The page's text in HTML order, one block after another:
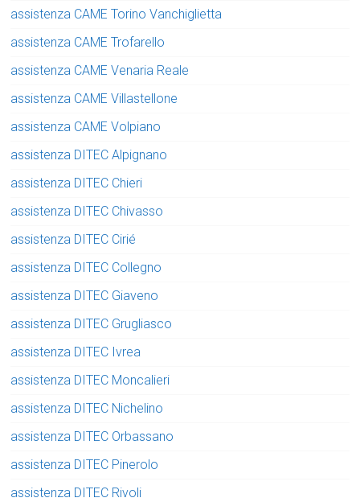
assistenza CAME Torino Vanchiglietta
assistenza CAME Trofarello
assistenza CAME Venaria Reale
assistenza CAME Villastellone
assistenza CAME Volpiano
assistenza DITEC Alpignano
assistenza DITEC Chieri
assistenza DITEC Chivasso
assistenza DITEC Cirié
assistenza DITEC Collegno
assistenza DITEC Giaveno
assistenza DITEC Grugliasco
assistenza DITEC Ivrea
assistenza DITEC Moncalieri
assistenza DITEC Nichelino
assistenza DITEC Orbassano
assistenza DITEC Pinerolo
assistenza DITEC Rivoli